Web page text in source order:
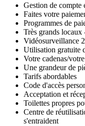
Gestion de compte
Faites votre
Programmes de
Très grands locaux
Vidéosurveillance
Utilisation gratuite
Votre cadenas/
Une grandeur de
Tarifs abordables
Code d'accès
Acceptation et
Toilettes propres
Centre de
s'entraident